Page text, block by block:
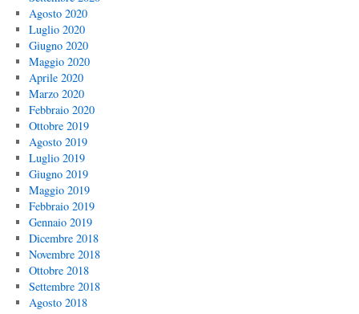
Agosto 2020
Luglio 2020
Giugno 2020
Maggio 2020
Aprile 2020
Marzo 2020
Febbraio 2020
Ottobre 2019
Agosto 2019
Luglio 2019
Giugno 2019
Maggio 2019
Febbraio 2019
Gennaio 2019
Dicembre 2018
Novembre 2018
Ottobre 2018
Settembre 2018
Agosto 2018